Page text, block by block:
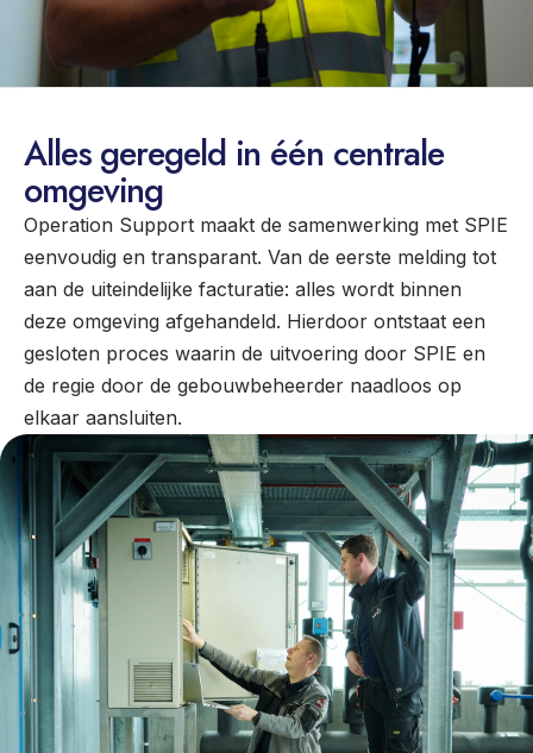
Alles geregeld in één centrale
omgeving
Operation Support maakt de samenwerking met SPIE
eenvoudig en transparant. Van de eerste melding tot
aan de uiteindelijke facturatie: alles wordt binnen
deze omgeving afgehandeld. Hierdoor ontstaat een
gesloten proces waarin de uitvoering door SPIE en
de regie door de gebouwbeheerder naadloos op
elkaar aansluiten.